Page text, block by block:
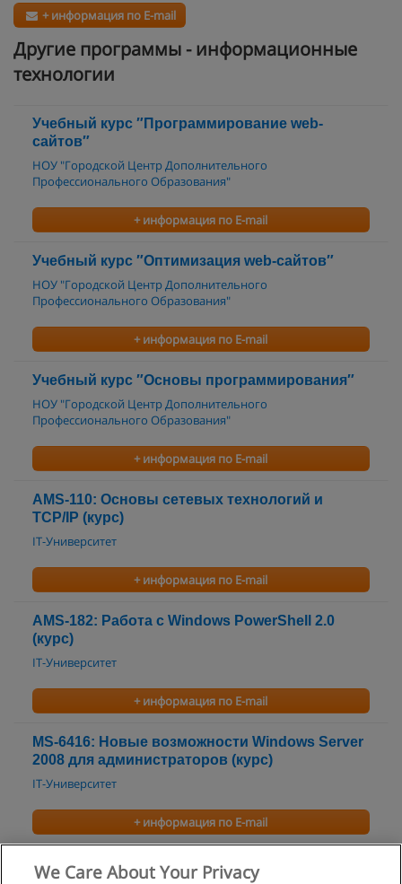
+ информация по E-mail
Другие программы - информационные
технологии
Учебный курс ″Программирование web-
сайтов″
НОУ "Городской Центр Дополнительного
Профессионального Образования"
+ информация по E-mail
Учебный курс ″Оптимизация web-сайтов″
НОУ "Городской Центр Дополнительного
Профессионального Образования"
+ информация по E-mail
Учебный курс ″Основы программирования″
НОУ "Городской Центр Дополнительного
Профессионального Образования"
+ информация по E-mail
AMS-110: Основы сетевых технологий и
TCP/IP (курс)
IT-Университет
+ информация по E-mail
AMS-182: Работа с Windows PowerShell 2.0
(курс)
IT-Университет
+ информация по E-mail
MS-6416: Новые возможности Windows Server
2008 для администраторов (курс)
IT-Университет
+ информация по E-mail
Курсы Access
We Care About Your Privacy